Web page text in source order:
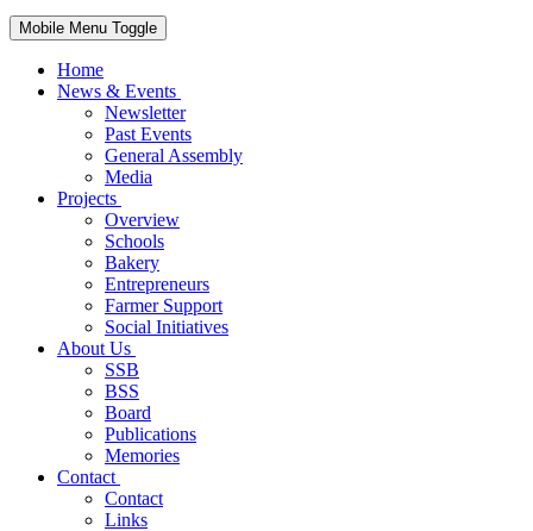
Mobile Menu Toggle
Home
News & Events
Newsletter
Past Events
General Assembly
Media
Projects
Overview
Schools
Bakery
Entrepreneurs
Farmer Support
Social Initiatives
About Us
SSB
BSS
Board
Publications
Memories
Contact
Contact
Links